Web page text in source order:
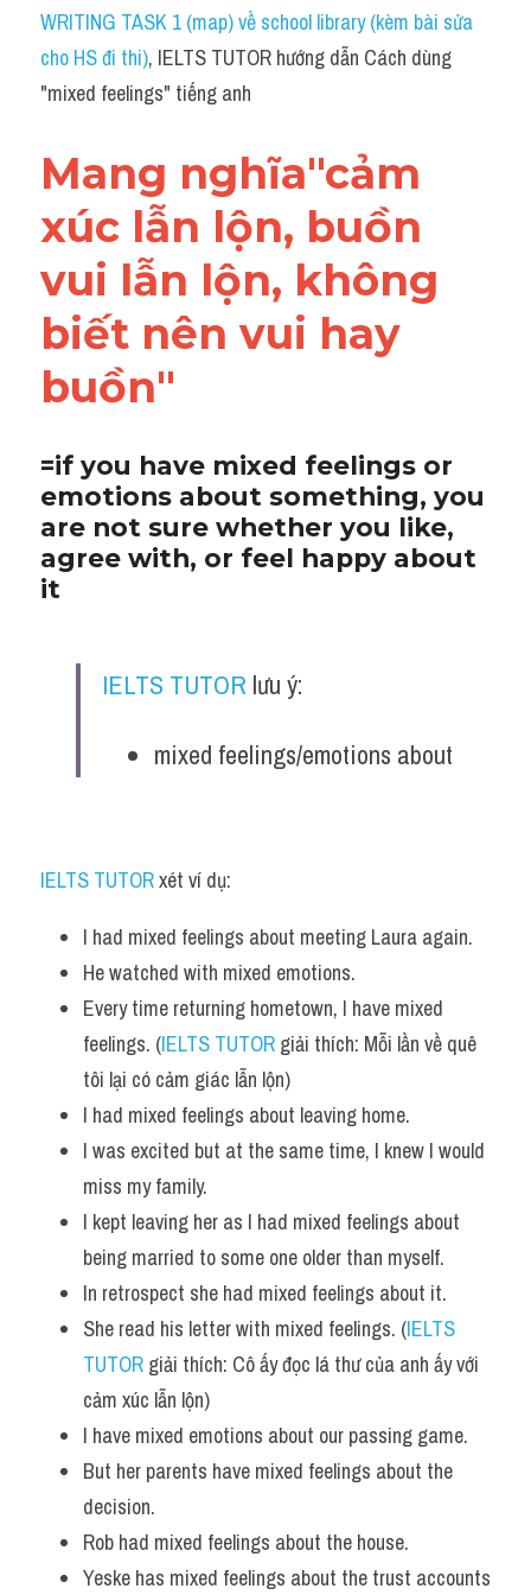
Idiom
Grammar
Word form
Cách dùng từ
Phân biệt từ
Đề thi thật Task 2
Speaking
Reading
Vocabulary
WRITING TASK 1 (map) về school library (kèm bài sửa
cho HS đi thi), IELTS TUTOR hướng dẫn Cách dùng
"mixed feelings" tiếng anh
Mang nghĩa"cảm
xúc lẫn lộn, buồn
vui lẫn lộn, không
biết nên vui hay
buồn"
=if you have mixed feelings or
emotions about something, you
are not sure whether you like,
agree with, or feel happy about
it
IELTS TUTOR lưu ý:
mixed feelings/emotions about
IELTS TUTOR xét ví dụ:
I had mixed feelings about meeting Laura again.
He watched with mixed emotions.
Every time returning hometown, I have mixed
feelings. (IELTS TUTOR giải thích: Mỗi lần về quê
tôi lại có cảm giác lẫn lộn)
I had mixed feelings about leaving home.
I was excited but at the same time, I knew I would
miss my family.
I kept leaving her as I had mixed feelings about
being married to some one older than myself.
In retrospect she had mixed feelings about it.
She read his letter with mixed feelings. (IELTS
TUTOR giải thích: Cô ấy đọc lá thư của anh ấy với
cảm xúc lẫn lộn)
I have mixed emotions about our passing game.
But her parents have mixed feelings about the
decision.
Rob had mixed feelings about the house.
Yeske has mixed feelings about the trust accounts